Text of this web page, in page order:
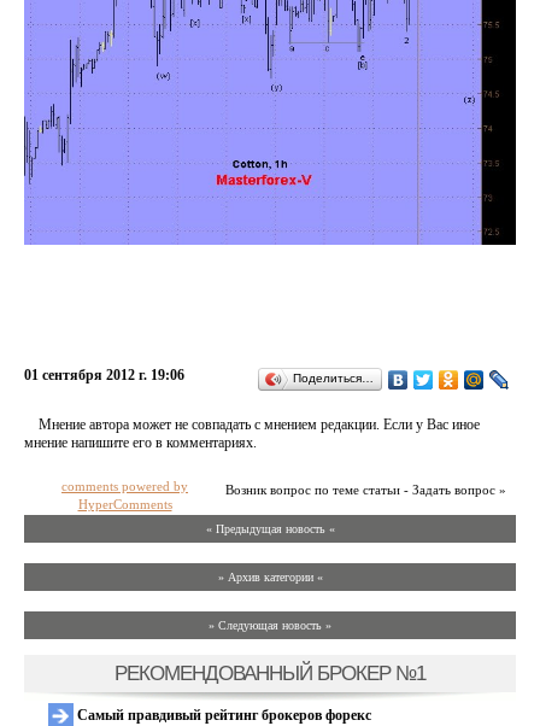
01 сентября 2012 г. 19:06 Поделиться…
Мнение автора может не совпадать с мнением редакции. Если у Вас иное
мнение напишите его в комментариях.
Возник вопрос по теме статьи - Задать вопрос »
comments powered by
HyperComments
« Предыдущая новость «
» Архив категории «
» Следующая новость »
РЕКОМЕНДОВАННЫЙ БРОКЕР №1
Самый правдивый рейтинг брокеров форекс